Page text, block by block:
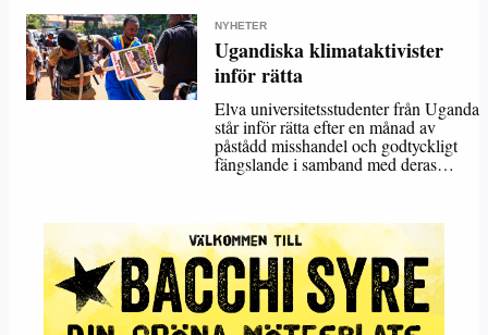
NYHETER
Ugandiska klimataktivister
inför rätta
Elva universitetsstudenter från Uganda
står inför rätta efter en månad av
påstådd misshandel och godtyckligt
fängslande i samband med deras…